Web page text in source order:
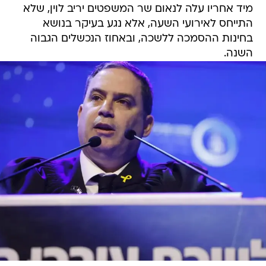
מיד אחריו עלה לנאום שר המשפטים יריב לוין, שלא
התייחס לאירועי השעה, אלא נגע בעיקר בנושא
בחינות ההסמכה ללשכה, ובאחוז הנכשלים הגבוה
השנה.